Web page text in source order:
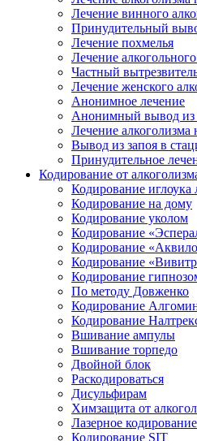
Лечение винного
Принудительный
Лечение похмелья
Лечение
Частный
Лечение женского
Анонимное лечение
Анонимный вывод из
Лечение алкоголизма
Вывод из запоя в
Принудительное
Кодирование от
Кодирование
Кодирование на дому
Кодирование уколом
Кодирование
Кодирование
Кодирование
Кодирование
По методу Довженко
Кодирование
Кодирование
Вшивание ампулы
Вшивание торпедо
Двойной блок
Раскодироваться
Дисульфирам
Химзащита от
Лазерное
Кодирование SIT